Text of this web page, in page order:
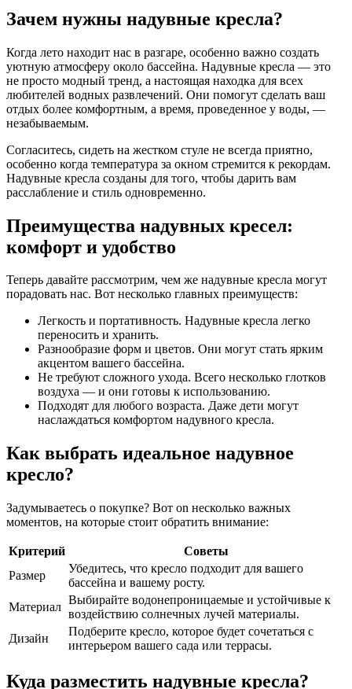
Зачем нужны надувные кресла?
Когда лето находит нас в разгаре, особенно важно создать
уютную атмосферу около бассейна. Надувные кресла — это
не просто модный тренд, а настоящая находка для всех
любителей водных развлечений. Они помогут сделать ваш
отдых более комфортным, а время, проведенное у воды, —
незабываемым.
Согласитесь, сидеть на жестком стуле не всегда приятно,
особенно когда температура за окном стремится к рекордам.
Надувные кресла созданы для того, чтобы дарить вам
расслабление и стиль одновременно.
Преимущества надувных кресел:
комфорт и удобство
Теперь давайте рассмотрим, чем же надувные кресла могут
порадовать нас. Вот несколько главных преимуществ:
Легкость и портативность. Надувные кресла легко
переносить и хранить.
Разнообразие форм и цветов. Они могут стать ярким
акцентом вашего бассейна.
Не требуют сложного ухода. Всего несколько глотков
воздуха — и они готовы к использованию.
Подходят для любого возраста. Даже дети могут
наслаждаться комфортом надувного кресла.
Как выбрать идеальное надувное
кресло?
Задумываетесь о покупке? Вот on несколько важных
моментов, на которые стоит обратить внимание:
Критерий
Советы
Размер
Убедитесь, что кресло подходит для вашего
бассейна и вашему росту.
Материал
Выбирайте водонепроницаемые и устойчивые к
воздействию солнечных лучей материалы.
Дизайн
Подберите кресло, которое будет сочетаться с
интерьером вашего сада или террасы.
Куда разместить надувные кресла?